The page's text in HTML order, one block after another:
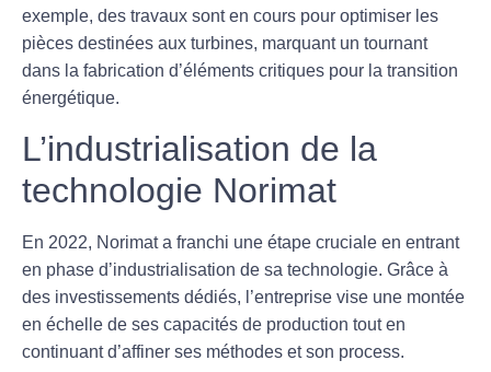
exemple, des travaux sont en cours pour optimiser les
pièces destinées aux turbines, marquant un tournant
dans la fabrication d’éléments critiques pour la transition
énergétique.
L’industrialisation de la
technologie Norimat
En 2022, Norimat a franchi une étape cruciale en entrant
en phase d’industrialisation de sa technologie. Grâce à
des investissements dédiés, l’entreprise vise une montée
en échelle de ses capacités de production tout en
continuant d’affiner ses méthodes et son process.